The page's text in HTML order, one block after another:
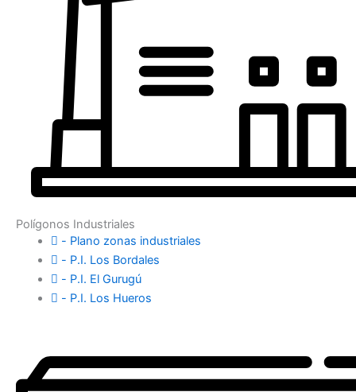
Polígonos Industriales
- Plano zonas industriales
- P.I. Los Bordales
- P.I. El Gurugú
- P.I. Los Hueros